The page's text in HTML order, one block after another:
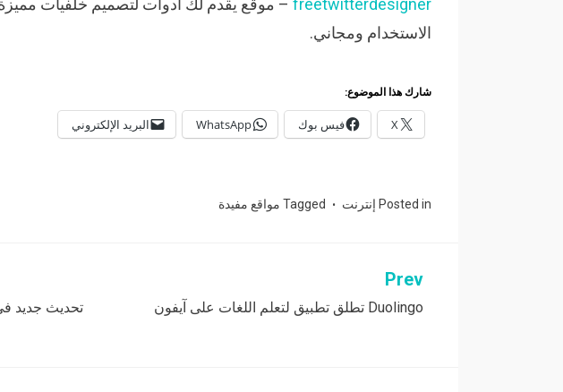
freetwitterdesigner – موقع يقدم لك ادوات لتصميم خلفيات
الاستخدام ومجاني.
شارك هذا الموضوع:
X فيس بوك WhatsApp البريد الإلكتروني
Posted in إنترنت Tagged مواقع مفيدة
تصفّح
المقالات
Prev
Duolingo تطلق تطبيق لتعلم اللغات على آيفون
تحديث جديد